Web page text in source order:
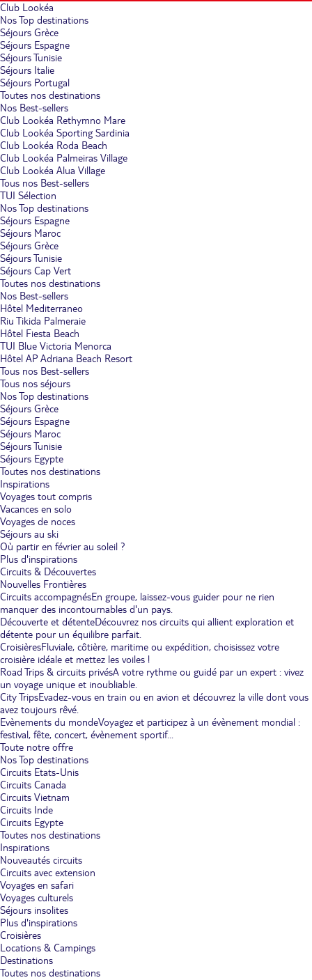
Club Lookéa
Nos Top destinations
Séjours Grèce
Séjours Espagne
Séjours Tunisie
Séjours Italie
Séjours Portugal
Toutes nos destinations
Nos Best-sellers
Club Lookéa Rethymno Mare
Club Lookéa Sporting Sardinia
Club Lookéa Roda Beach
Club Lookéa Palmeiras Village
Club Lookéa Alua Village
Tous nos Best-sellers
TUI Sélection
Nos Top destinations
Séjours Espagne
Séjours Maroc
Séjours Grèce
Séjours Tunisie
Séjours Cap Vert
Toutes nos destinations
Nos Best-sellers
Hôtel Mediterraneo
Riu Tikida Palmeraie
Hôtel Fiesta Beach
TUI Blue Victoria Menorca
Hôtel AP Adriana Beach Resort
Tous nos Best-sellers
Tous nos séjours
Nos Top destinations
Séjours Grèce
Séjours Espagne
Séjours Maroc
Séjours Tunisie
Séjours Egypte
Toutes nos destinations
Inspirations
Voyages tout compris
Vacances en solo
Voyages de noces
Séjours au ski
Où partir en février au soleil ?
Plus d'inspirations
Circuits & Découvertes
Nouvelles Frontières
Circuits accompagnésEn groupe, laissez-vous guider pour ne rien
manquer des incontournables d'un pays.
Découverte et détenteDécouvrez nos circuits qui allient exploration et
détente pour un équilibre parfait.
CroisièresFluviale, côtière, maritime ou expédition, choisissez votre
croisière idéale et mettez les voiles !
Road Trips & circuits privésA votre rythme ou guidé par un expert : vivez
un voyage unique et inoubliable.
City TripsEvadez-vous en train ou en avion et découvrez la ville dont vous
avez toujours rêvé.
Evènements du mondeVoyagez et participez à un évènement mondial :
festival, fête, concert, évènement sportif...
Toute notre offre
Nos Top destinations
Circuits Etats-Unis
Circuits Canada
Circuits Vietnam
Circuits Inde
Circuits Egypte
Toutes nos destinations
Inspirations
Nouveautés circuits
Circuits avec extension
Voyages en safari
Voyages culturels
Séjours insolites
Plus d'inspirations
Croisières
Locations & Campings
Destinations
Toutes nos destinations